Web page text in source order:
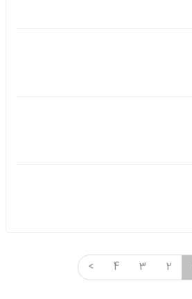
2
3
4
<